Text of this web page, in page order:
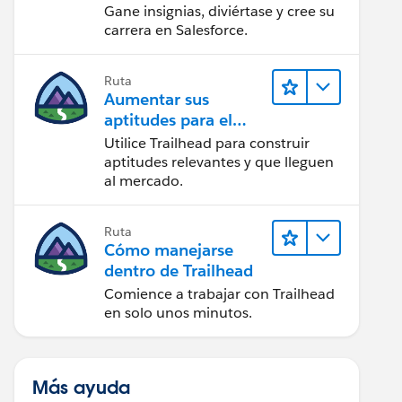
Gane insignias, diviértase y cree su
carrera en Salesforce.
Ruta
Aumentar sus
aptitudes para el
futuro con Trailhead
Utilice Trailhead para construir
aptitudes relevantes y que lleguen
al mercado.
Ruta
Cómo manejarse
dentro de Trailhead
Comience a trabajar con Trailhead
en solo unos minutos.
Más ayuda